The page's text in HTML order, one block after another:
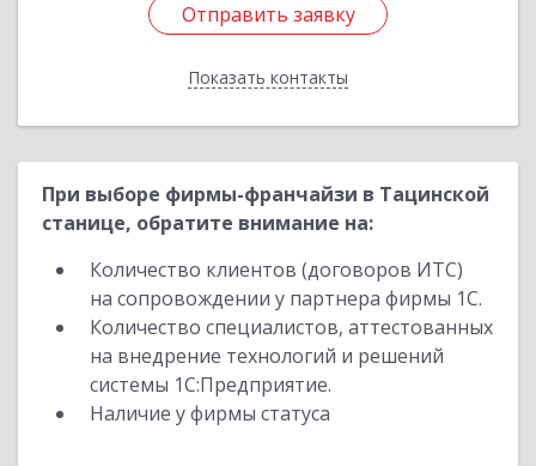
Отправить заявку
Показать контакты
Отправить заявку
Назад
При выборе фирмы-франчайзи в Тацинской
станице, обратите внимание на:
Количество клиентов (договоров ИТС)
на сопровождении у партнера фирмы 1С.
Количество специалистов, аттестованных
на внедрение технологий и решений
системы 1С:Предприятие.
Наличие у фирмы статуса